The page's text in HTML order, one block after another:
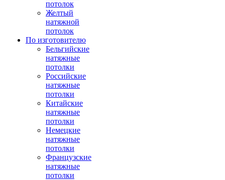
потолок
Желтый
натяжной
потолок
По изготовителю
Бельгийские
натяжные
потолки
Российские
натяжные
потолки
Китайские
натяжные
потолки
Немецкие
натяжные
потолки
Французские
натяжные
потолки